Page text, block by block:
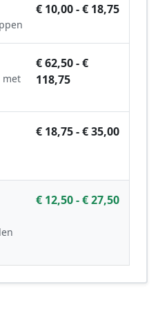
€ 10,00 - € 18,75
met
€ 62,50 - €
118,75
€ 18,75 - € 35,00
€ 12,50 - € 27,50